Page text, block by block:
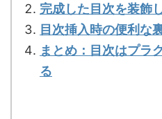
完成した目次を装飾
目次挿入時の便利な
まとめ：目次はプラ
る